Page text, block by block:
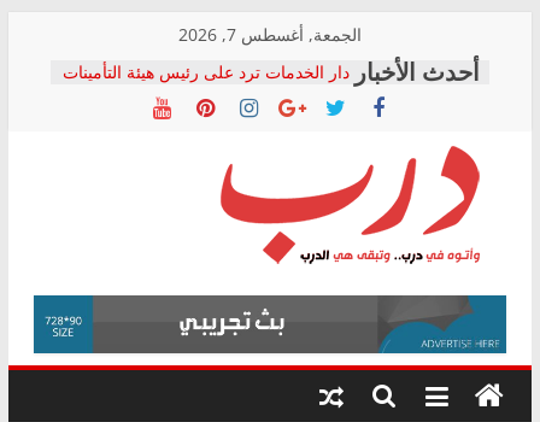
content
الجمعة, أغسطس 7, 2026
دار الخدمات ترد على رئيس هيئة التأمينات
بعد مؤتمره الصحفي: إنكار الأزمة لا ينهي
معاناة أصحاب المعاشات.. ونطالب بكشف
فرحات سليمان يكتب: القطاع الصحي إلى
أين؟
حزب التحالف الشعبي يطلق لجنة “الحق
في الصحة” بالإسكندرية لرصد الانتهاكات
ودعم المرضى
الوزاري لمدينة الصحفيين.. وانتهاء أعمال
إنشاء المبنى الإداري
المجلس القومي لحقوق الإنسان يعلن
متابعة قضية الدكتور محمد زهران.. ويؤكد:
قرينة البراءة وضمانات المحاكمة العادلة
درب
وأتوه
درب..
وتبقى
هي